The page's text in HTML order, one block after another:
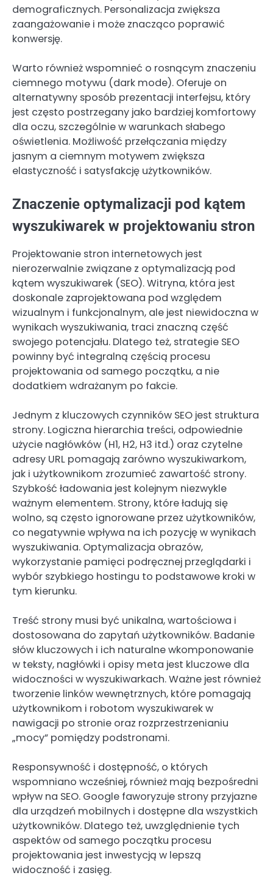
demograficznych. Personalizacja zwiększa
zaangażowanie i może znacząco poprawić
konwersję.
Warto również wspomnieć o rosnącym znaczeniu
ciemnego motywu (dark mode). Oferuje on
alternatywny sposób prezentacji interfejsu, który
jest często postrzegany jako bardziej komfortowy
dla oczu, szczególnie w warunkach słabego
oświetlenia. Możliwość przełączania między
jasnym a ciemnym motywem zwiększa
elastyczność i satysfakcję użytkowników.
Znaczenie optymalizacji pod kątem
wyszukiwarek w projektowaniu stron
Projektowanie stron internetowych jest
nierozerwalnie związane z optymalizacją pod
kątem wyszukiwarek (SEO). Witryna, która jest
doskonale zaprojektowana pod względem
wizualnym i funkcjonalnym, ale jest niewidoczna w
wynikach wyszukiwania, traci znaczną część
swojego potencjału. Dlatego też, strategie SEO
powinny być integralną częścią procesu
projektowania od samego początku, a nie
dodatkiem wdrażanym po fakcie.
Jednym z kluczowych czynników SEO jest struktura
strony. Logiczna hierarchia treści, odpowiednie
użycie nagłówków (H1, H2, H3 itd.) oraz czytelne
adresy URL pomagają zarówno wyszukiwarkom,
jak i użytkownikom zrozumieć zawartość strony.
Szybkość ładowania jest kolejnym niezwykle
ważnym elementem. Strony, które ładują się
wolno, są często ignorowane przez użytkowników,
co negatywnie wpływa na ich pozycję w wynikach
wyszukiwania. Optymalizacja obrazów,
wykorzystanie pamięci podręcznej przeglądarki i
wybór szybkiego hostingu to podstawowe kroki w
tym kierunku.
Treść strony musi być unikalna, wartościowa i
dostosowana do zapytań użytkowników. Badanie
słów kluczowych i ich naturalne wkomponowanie
w teksty, nagłówki i opisy meta jest kluczowe dla
widoczności w wyszukiwarkach. Ważne jest również
tworzenie linków wewnętrznych, które pomagają
użytkownikom i robotom wyszukiwarek w
nawigacji po stronie oraz rozprzestrzenianiu
„mocy” pomiędzy podstronami.
Responsywność i dostępność, o których
wspomniano wcześniej, również mają bezpośredni
wpływ na SEO. Google faworyzuje strony przyjazne
dla urządzeń mobilnych i dostępne dla wszystkich
użytkowników. Dlatego też, uwzględnienie tych
aspektów od samego początku procesu
projektowania jest inwestycją w lepszą
widoczność i zasięg.